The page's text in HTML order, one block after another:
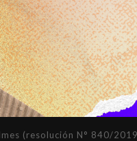
(resolución N° 840/